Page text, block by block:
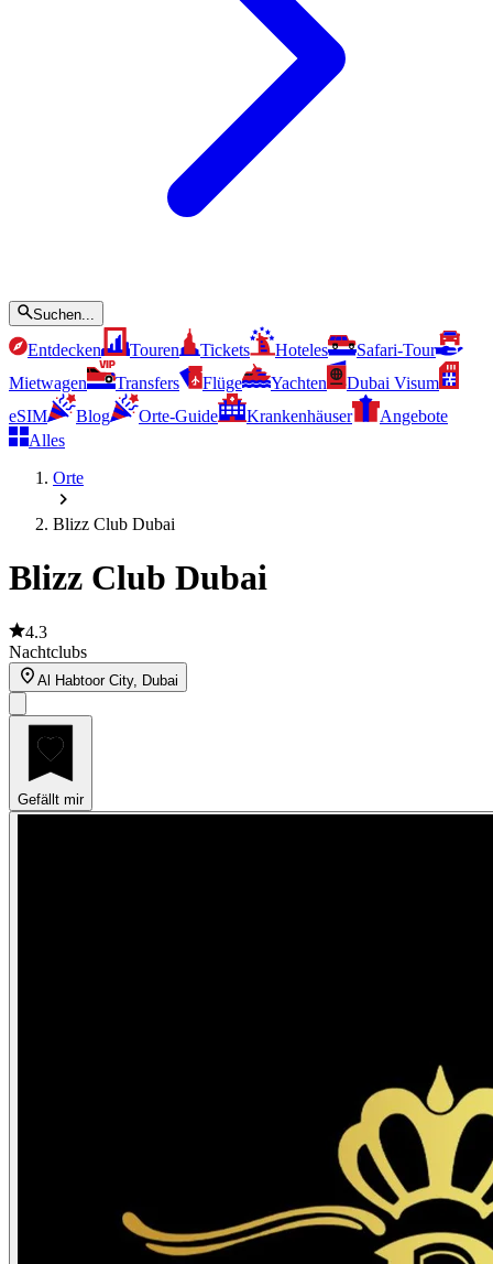
Suchen...
Entdecken Touren Tickets Hoteles
Safari-Tour
Mietwagen
Transfers Flüge Yachten
Dubai Visum
eSIM
Blog Orte-Guide Krankenhäuser
Angebote
Alles
Orte
Blizz Club Dubai
Blizz Club Dubai
4.3
Nachtclubs
Al Habtoor City, Dubai
Gefällt mir